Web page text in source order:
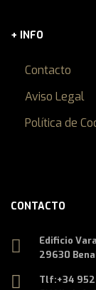
+ INFO
Contacto
Aviso Legal
Política de
CONTACTO
Edificio
29630
Tlf:+34 952